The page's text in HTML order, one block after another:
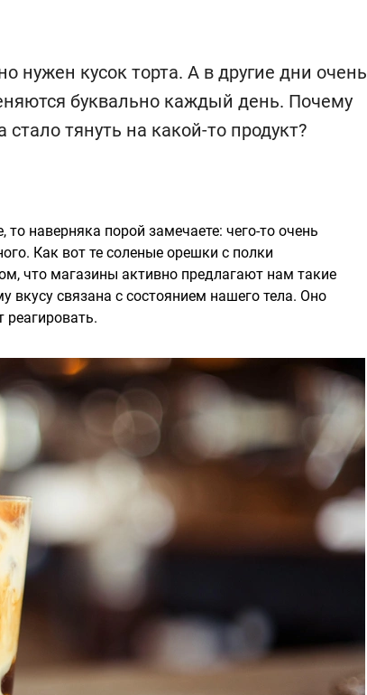
нужен кусок торта. А в другие дни очень
буквально каждый день. Почему
стало тянуть на какой-то продукт?
наверняка порой замечаете: чего-то очень
Как вот те соленые орешки с полки
что магазины активно предлагают нам такие
вкусу связана с состоянием нашего тела. Оно
реагировать.